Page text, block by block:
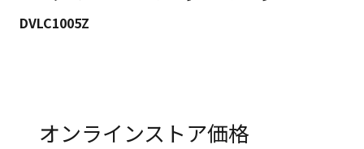
DVLC1005Z
オンラインストア価格